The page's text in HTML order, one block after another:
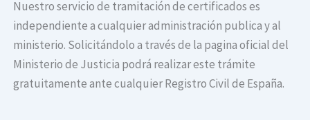
Nuestro servicio de tramitación de certificados es
independiente a cualquier administración publica y al
ministerio. Solicitándolo a través de la pagina oficial del
Ministerio de Justicia podrá realizar este trámite
gratuitamente ante cualquier Registro Civil de España.